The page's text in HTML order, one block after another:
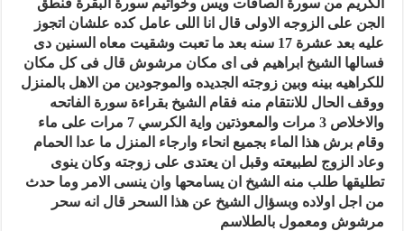
الكريم من سورة الصافات ويس وخواتيم سورة البقرة فنطق
الجن على الزوجه الاولى قال انا اللى عامل كده علشان اتجوز
عليه بعد عشرة 17 سنه بعد ما تعبت وشقيت معاه السنين دى
فسالها الشيخ ابراهيم فى اى مكان مرشوش قال فى كل مكان
للكراهيه بينه وبين زوجته الجديده والموجودين من الاهل بالمنزل
ووقف الحال للانتقام منه فقام الشيخ بقراءة سورة الفاتحه
والاخلاص 3 مرات والمعوذتين واية الكرسي 7 مرات على ماء
وقام برش هذا الماء بجميع انحاء وارجاء المنزل ما عدا الحمام
وعاد الزوج لطبيعته وقبل ان يعتدى على زوجته وكان ينوى
تطليقها طلب منه الشيخ ان يسامحها وان ينسى الامر وما حدث
من اجل اولاده وبسؤال الشيخ عن هذا السحر قال انه سحر
مرشوش ومعمول بالطلاسم